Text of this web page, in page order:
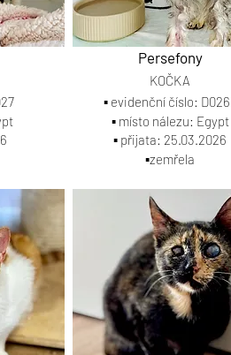
Persefony
▪️ evidenční číslo: D026
▪️ místo nálezu: Egypt
▪️ přijata: 25.03.2026
▪️zemřela
KOČKA